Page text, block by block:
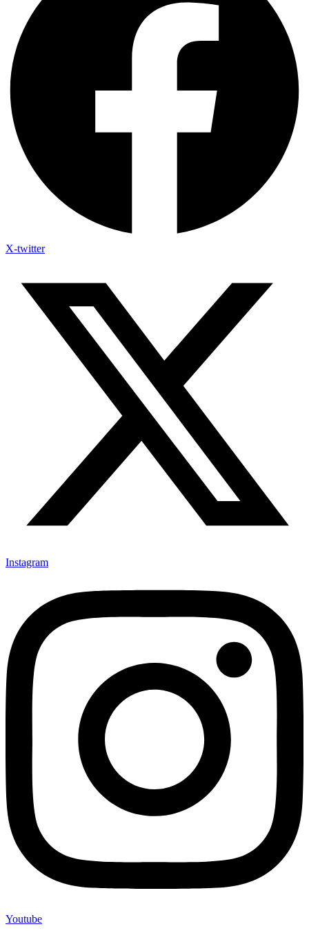
X-twitter
Instagram
Youtube